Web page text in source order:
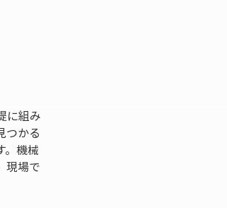
に組み
つかる
。機械
現場で